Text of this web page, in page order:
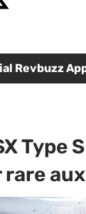
Revbuzz
Type